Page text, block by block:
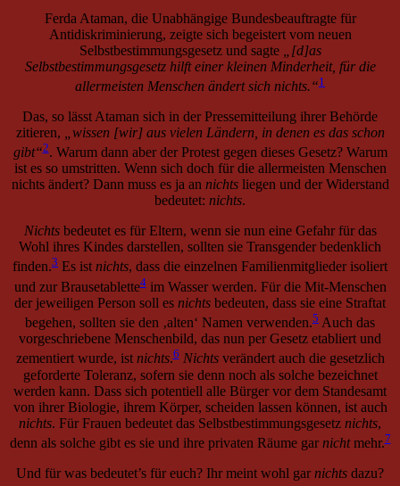
. Warum dann aber der Protest gegen dieses Gesetz? Warum
ist es so umstritten. Wenn sich doch für die allermeisten Menschen
nichts ändert? Dann muss es ja annichtsliegen und der Widerstand
bedeutet:nichts.
bedeutet es für Eltern, wenn sie nun eine Gefahr für das
Wohl ihres Kindes darstellen, sollten sie Transgender bedenklich
finden.3 Es istnichts, dass die einzelnen Familienmitglieder isoliert
und zur Brausetablette im Wasser werden. Für die Mit-Menschen
der jeweiligen Person soll esnichtsbedeuten, dass sie eine Straftat
begehen, sollten sie den ‚alten‘ Namen verwenden.5Auch das
vorgeschriebene Menschenbild, das nun per Gesetz etabliert und
geforderte Toleranz, sofern sie denn noch als solche bezeichnet
werden kann. Dass sich potentiell alle Bürger vor dem Standesamt
von ihrer Biologie, ihrem Körper, scheiden lassen können, ist auch
nichts. Für Frauen bedeutet das Selbstbestimmungsgesetznichts,
denn als solche gibt es sie und ihre privaten Räume garnichtmehr.7
Und für was bedeutet’s für euch? Ihr meint wohl garnichtsdazu?
Ataman hätte recht, wenn Menschen alles individuelle, sozial-
isolierte Wesen wären. Wenn die Handlungen des Einzelnen keine
Auswirkungen auf andere Menschen hätten. Damit sähe sie den
Menschen aber nur halb. Und er befände sich gleichzeitig auf dem
Rechtsphilosoph Prof. Dr. Andreas Kinneging inRadikale